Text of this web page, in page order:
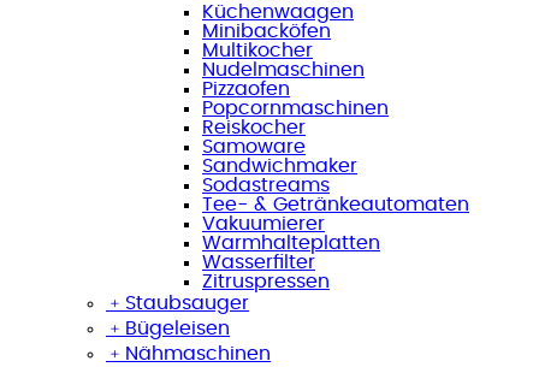
Küchenwaagen
Minibacköfen
Multikocher
Nudelmaschinen
Pizzaofen
Popcornmaschinen
Reiskocher
Samoware
Sandwichmaker
Sodastreams
Tee- & Getränkeautomaten
Vakuumierer
Warmhalteplatten
Wasserfilter
Zitruspressen
﹢ Staubsauger
﹢ Bügeleisen
﹢ Nähmaschinen